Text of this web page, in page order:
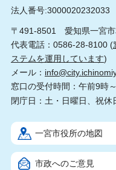
法人番号:3000020232033
〒491-8501 愛知県一宮市
代表電話：0586-28-8100 (
ステムを運用しています)
メール：
窓口の受付時間：午前9時
閉庁日：土・日曜日、祝休
一宮市役所の地図
市政へのご意見